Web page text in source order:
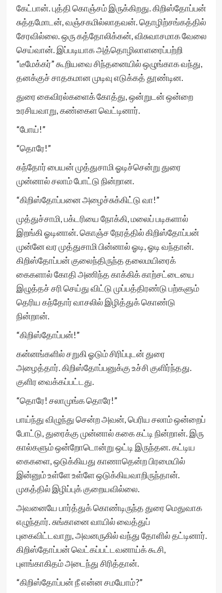
கேட்பான். புத்தி கொஞ்சம் இருக்கிறது. கிறிஸ்தோப்பன்
சுத்தமோடன், வஞ்சகமில்லாதவன். தொழிற்சங்கத்தில்
சேரவில்லை. ஒரு கத்தோலிக்கன், விசுவாசமாக வேலை
செய்வான். இப்படியாக அத்தொழிலாளரைப்பற்றி
“டீமேக்கர்” கூறியவை சிந்தனையில் ஒழுங்காக வந்து,
தனக்குச் சாதகமான முடிவு எடுக்கத் தூண்டின.
துரை கைவிரல்களைக் கோத்து, ஒன்றுடன் ஒன்றை
உரசியவாறு, கண்கைள வெட்டினார்.
“போய்!”
“தொரே!”
கந்தோர் பையன் முத்துசாமி ஓடிச்சென்று துரை
முன்னால் சலாம் போட்டு நின்றான.
“கிறிஸ்தோப்பனை அழைச்சுக்கிட்டு வா!”
முத்துச்சாமி, பக்டரியை நோக்கி, மலைப் படிகளால்
இறங்கி ஓடினான். கொஞ்ச நேரத்தில் கிறிஸ்தோப்பன்
முன்னே வர முத்துசாமி பின்னால் ஓடி, ஓடி வந்தான்.
கிறிஸ்தோப்பன் குலைந்திருந்த தலைமயிரைக்
கைகளால் கோதி அணிந்த காக்கிக் காற்சட்டையை
இழுத்தச் சரி செய்து விட்டு முப்பத்திரண்டு பற்களும்
தெரிய கந்தோர் வாசலில் இழித்துக் கொண்டு
நின்றான்.
“கிறிஸ்தோப்பன்!”
கன்னங்களில் சறுகி ஓடும் சிரிப்புடன் துரை
அழைத்தார். கிறிஸ்தோப்பனுக்கு உச்சி குளிர்ந்தது.
குளிர வைக்கப்பட்டது.
“தொரே! சலாமுங்க தொரே!”
பாய்ந்து விழுந்து சென்ற அவன், பெரிய சலாம் ஒன்றைப்
போட்டு, துரைக்கு முன்னால் ககை கட்டி நின்றான். இரு
கால்களும் ஒன்றோடொன்று ஒட்டி இருந்தன. கட்டிய
கைகளை, ஒடுக்கியது காணாதென்ற பிரமையில்
இன்னும் உள்ளே உள்ளே ஒடுக்கியவாறிருந்தான்.
முகத்தில் இழிப்புக் குறையவில்லை.
அவனையே பார்த்துக் கொண்டிருந்த துரை மெதுவாக
எழுந்தார். சுங்கானை வாயில் வைத்துப்
புகைவிட்டவாறு, அவனருகில் வந்து தோளில் தட்டினார்.
கிறிஸ்தோப்பன் வெட்கப்பட்டவனாய்க் கூசி,
புளங்காகிதம் அடைந்து சிரித்தான்.
“கிறிஸ்தோப்பன் நீ என்ன சமயோம்?”